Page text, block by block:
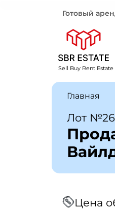
Готовый
Sell Buy Rent Estate
Главная
Лот
Цена